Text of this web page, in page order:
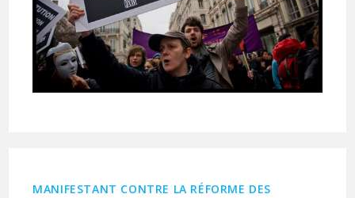
MANIFESTANT CONTRE LA RÉFORME DES